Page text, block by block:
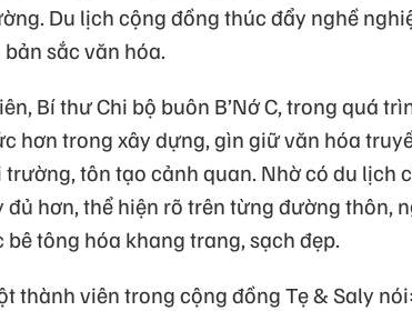
Du lịch cộng đồng thúc đẩy nghề
sắc văn hóa.
Bí thư Chi bộ buôn B’Nớ C, trong quá
hơn trong xây dựng, gìn giữ văn hóa
tôn tạo cảnh quan. Nhờ có du lịch
đủ hơn, thể hiện rõ trên từng đường thôn,
tông hóa khang trang, sạch đẹp.
thành viên trong cộng đồng Tẹ & Saly